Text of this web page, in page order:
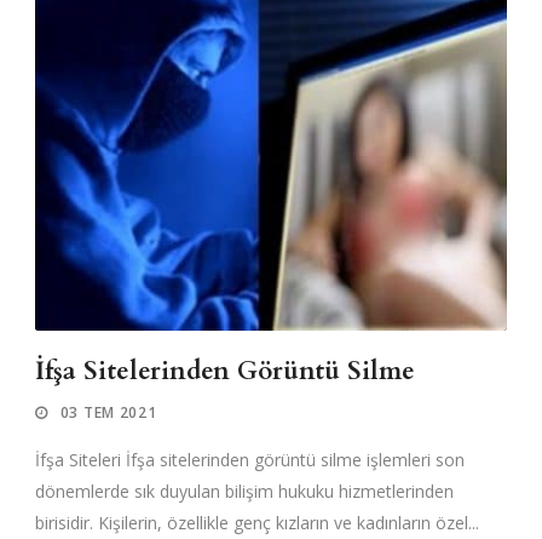
İfşa Sitelerinden Görüntü Silme
03 TEM 2021
İfşa Siteleri İfşa sitelerinden görüntü silme işlemleri son
dönemlerde sık duyulan bilişim hukuku hizmetlerinden
birisidir. Kişilerin, özellikle genç kızların ve kadınların özel...